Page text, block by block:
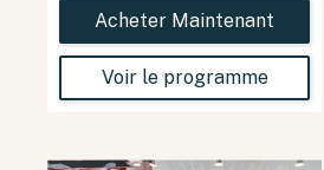
Acheter Maintenant
Voir le programme